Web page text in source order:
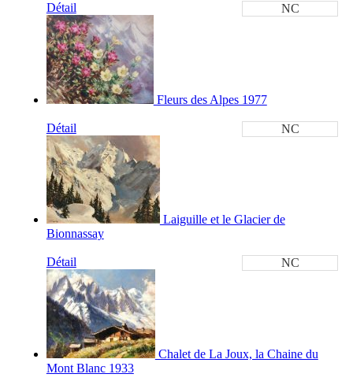
NC
Détail
Fleurs des Alpes 1977
NC
Détail
Laiguille et le Glacier de
Bionnassay
NC
Détail
Chalet de La Joux, la Chaine du
Mont Blanc 1933